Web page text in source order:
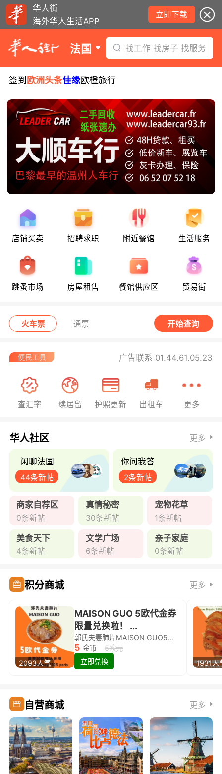
华人街
海外华人生活APP
立即下载
法国 找工作 找房子 找服务
签到 欧洲头条佳缘欧橙旅行
店铺买卖 招聘求职 附近餐馆 生活服务
跳蚤市场 房屋租售 餐馆供应区 贸易街
火车票 通票 开始查询
广告联系 01.44.61.05.23
查汇率 续居留 护照更新 出租车 更多
华人社区 更多
闲聊法国
44条新帖
你问我答
2条新帖
商家自荐区
0条新帖
真情秘密
30条新帖
宠物花草
1条新帖
美食天下
4条新帖
文学广场
6条新帖
亲子家庭
0条新帖
积分商城 更多
2093人气
MAISON GUO 5欧代金券
限量兑换啦！ ...
郭氏夫妻肺片MAISON GUO5欧代金券限量兑换啦！
5 金币
5欧元
立即兑换
1931人
自营商城 更多